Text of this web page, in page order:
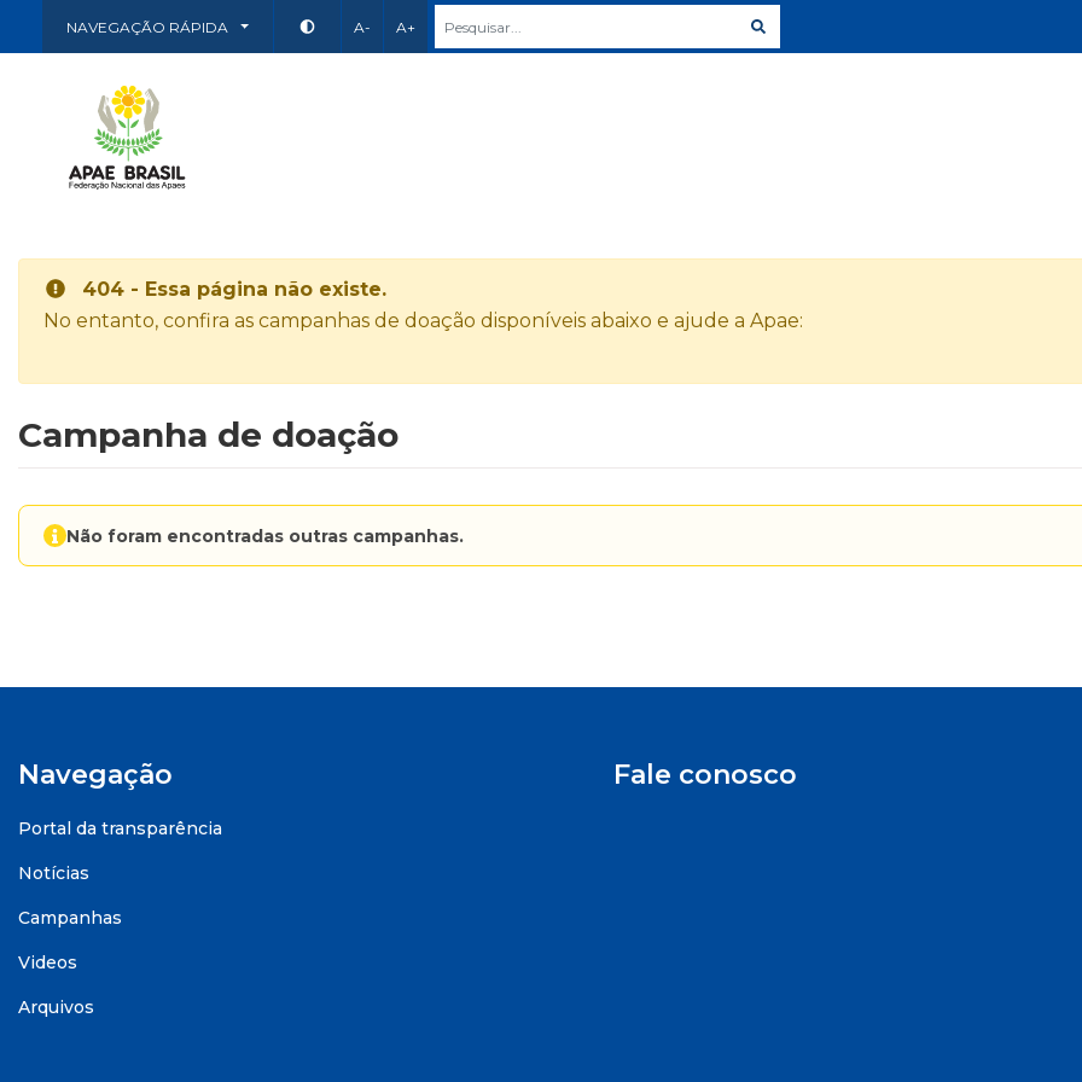
NAVEGAÇÃO RÁPIDA A- A+
404 - Essa página não existe.
No entanto, confira as campanhas de doação disponíveis abaixo e ajude a Apae:
Campanha de doação
Não foram encontradas outras campanhas.
Navegação
Portal da transparência
Notícias
Campanhas
Videos
Arquivos
Fale conosco